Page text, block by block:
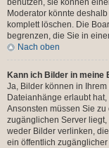
benutzen, sie können
Moderator könnte
komplett löschen. Die
begrenzen, die Sie in
Nach oben
Kann ich Bilder in meine
Ja, Bilder können in
Dateianhänge erlaubt
Ansonsten müssen Sie
zugänglichen Server liegt,
weder Bilder verlinken,
ein öffentlich